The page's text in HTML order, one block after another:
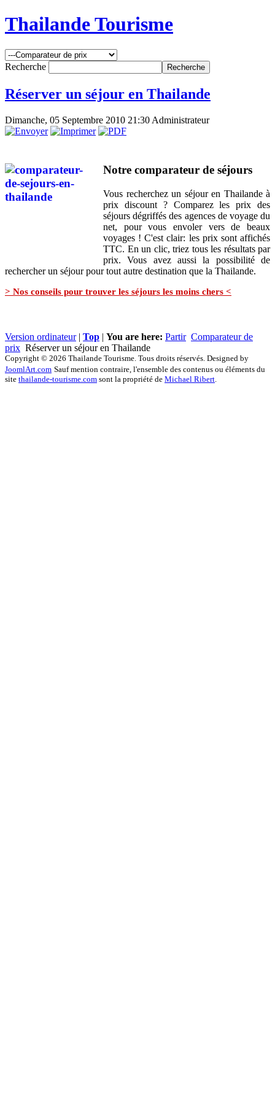
Thailande Tourisme
Recherche
Réserver un séjour en Thailande
Dimanche, 05 Septembre 2010 21:30 Administrateur
Notre comparateur de séjours
Vous recherchez un séjour en Thailande à
prix discount ? Comparez les prix des
séjours dégriffés des agences de voyage du
net, pour vous envoler vers de beaux
voyages ! C'est clair: les prix sont affichés
TTC. En un clic, triez tous les résultats par
prix. Vous avez aussi la possibilité de
rechercher un séjour pour tout autre destination que la Thailande.
> Nos conseils pour trouver les séjours les moins chers <
Version ordinateur| Top | You are here: Partir Comparateur de
prix Réserver un séjour en Thailande
Copyright © 2026 Thailande Tourisme. Tous droits réservés. Designed by
JoomlArt.com Sauf mention contraire, l'ensemble des contenus ou éléments du
site thailande-tourisme.com sont la propriété de Michael Ribert.